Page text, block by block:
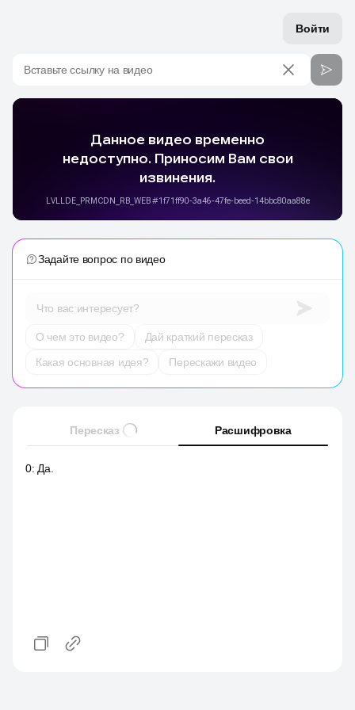
Войти
Вставьте ссылку на видео
Задайте вопрос по видео
Что вас интересует?
О чем это видео?
Дай краткий пересказ
Какая основная идея?
Перескажи видео
Пересказ Расшифровка
0: Да.